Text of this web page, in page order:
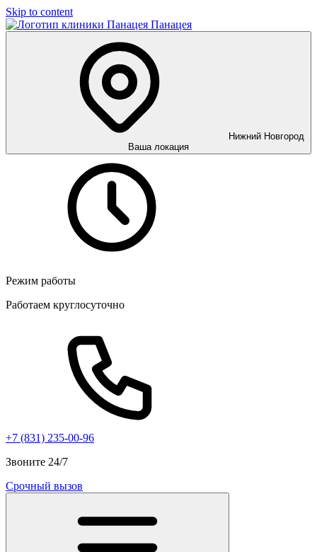
Skip to content
Панацея
Нижний Новгород
Ваша локация
Режим работы
Работаем круглосуточно
+7 (831) 235-00-96
Звоните 24/7
Срочный вызов